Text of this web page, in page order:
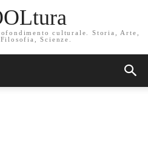
culturale. Storia, Arte,
Scienze.